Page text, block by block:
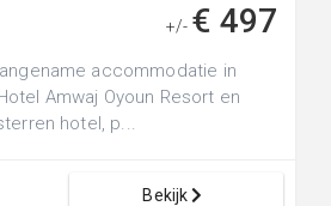
+/- € 497
accommodatie in
Amwaj Oyoun Resort en
hotel, p...
Bekijk